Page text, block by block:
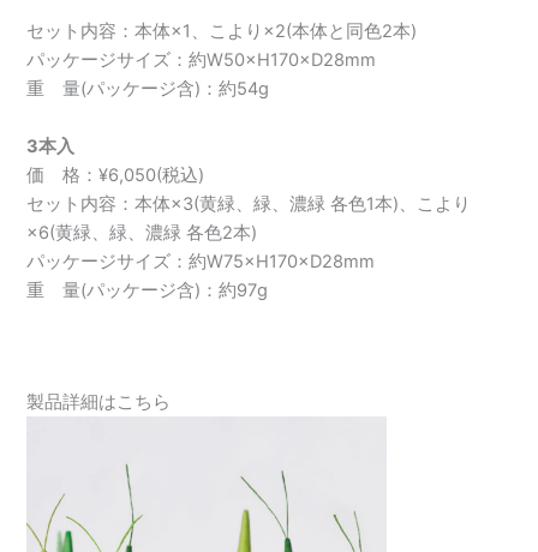
セット内容：本体×1、こより×2(本体と同色2本)
パッケージサイズ：約W50×H170×D28mm
重 量(パッケージ含)：約54g
3本入
価 格：¥6,050(税込)
セット内容：本体×3(黄緑、緑、濃緑 各色1本)、こより
×6(黄緑、緑、濃緑 各色2本)
パッケージサイズ：約W75×H170×D28mm
重 量(パッケージ含)：約97g
製品詳細はこちら